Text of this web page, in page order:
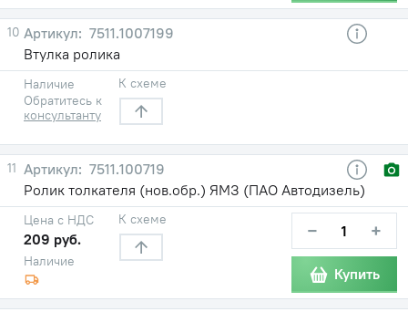
10
7511.1007199
Втулка ролика
Наличие
Обратитесь к
консультанту
К схеме
11
7511.100719
Ролик толкателя (нов.обр.) ЯМЗ (ПАО Автодизель)
Наличие
Цена с НДС
209 руб.
К схеме − +
Купить